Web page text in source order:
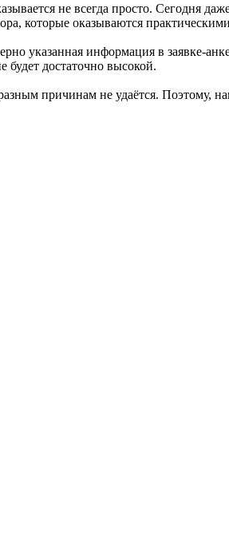
не всегда просто. Сегодня
которые оказываются
указанная информация в заявке-
будет достаточно высокой.
причинам не удаётся. Поэтому,